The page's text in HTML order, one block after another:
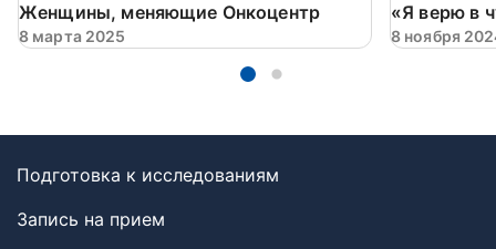
Женщины, меняющие Онкоцентр
8 марта 2025
«Я верю в
8 ноября
Подготовка к исследованиям
Запись на прием